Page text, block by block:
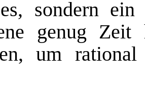
sondern
genug
um